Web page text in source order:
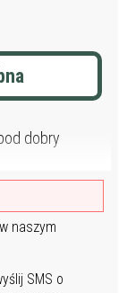
dobry
naszym
SMS o